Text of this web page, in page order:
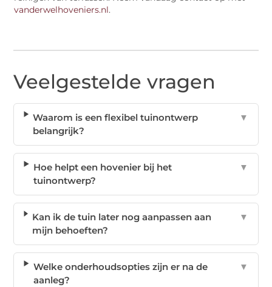
vanderwelhoveniers.nl.
Veelgestelde vragen
Waarom is een flexibel tuinontwerp
belangrijk?
▼
Hoe helpt een hovenier bij het
tuinontwerp?
▼
Kan ik de tuin later nog aanpassen aan
mijn behoeften?
▼
Welke onderhoudsopties zijn er na de
aanleg?
▼